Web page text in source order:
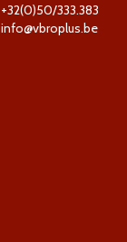
+32(0)50/333.383
info@vbroplus.be